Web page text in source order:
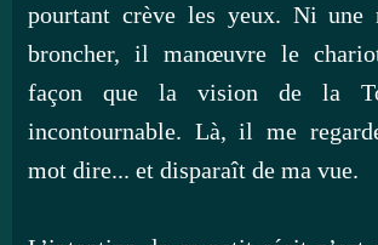
pourtant crève les yeux. Ni une
broncher, il manœuvre le
façon que la vision de la
incontournable. Là, il me
mot dire... et disparaît de ma vue.